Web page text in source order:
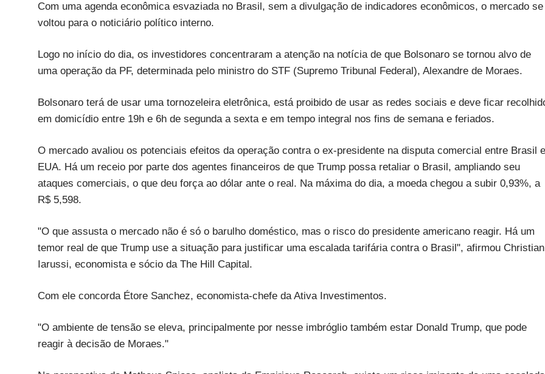
Com uma agenda econômica esvaziada no Brasil, sem a divulgação de indicadores econômicos, o mercado se
voltou para o noticiário político interno.
Logo no início do dia, os investidores concentraram a atenção na notícia de que Bolsonaro se tornou alvo de
uma operação da PF, determinada pelo ministro do STF (Supremo Tribunal Federal), Alexandre de Moraes.
Bolsonaro terá de usar uma tornozeleira eletrônica, está proibido de usar as redes sociais e deve ficar
em domicídio entre 19h e 6h de segunda a sexta e em tempo integral nos fins de semana e feriados.
O mercado avaliou os potenciais efeitos da operação contra o ex-presidente na disputa comercial entre Brasil e
EUA. Há um receio por parte dos agentes financeiros de que Trump possa retaliar o Brasil, ampliando seu
ataques comerciais, o que deu força ao dólar ante o real. Na máxima do dia, a moeda chegou a subir 0,93%, a
R$ 5,598.
"O que assusta o mercado não é só o barulho doméstico, mas o risco do presidente americano reagir. Há um
temor real de que Trump use a situação para justificar uma escalada tarifária contra o Brasil", afirmou Christian
Iarussi, economista e sócio da The Hill Capital.
Com ele concorda Étore Sanchez, economista-chefe da Ativa Investimentos.
"O ambiente de tensão se eleva, principalmente por nesse imbróglio também estar Donald Trump, que pode
reagir à decisão de Moraes."